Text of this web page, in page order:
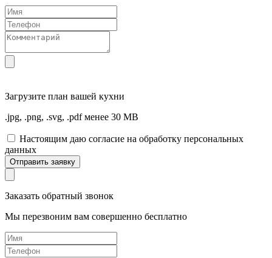
Загрузите план вашей кухни
.jpg, .png, .svg, .pdf менее 30 MB
Настоящим даю согласие на обработку персональных
данных
Отправить заявку
Заказать обратный звонок
Мы перезвоним вам совершенно бесплатно